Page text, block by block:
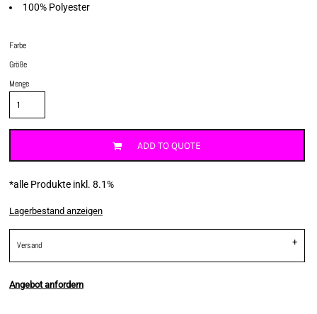
100% Polyester
Farbe
Größe
Menge
ADD TO QUOTE
*alle Produkte inkl. 8.1%
Lagerbestand anzeigen
Versand
Angebot anfordern